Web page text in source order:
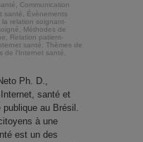
, Communication
santé, Évènements
relation soignant-
, Méthodes de
, Relation patient-
santé, Thèmes de
de l'Internet santé,
Ph. D.,
santé et
au Brésil.
à une
est un des